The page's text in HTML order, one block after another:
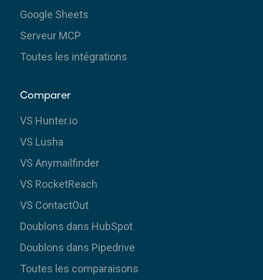
Google Sheets
Serveur MCP
Toutes les intégrations
Comparer
VS Hunter.io
VS Lusha
VS Anymailfinder
VS RocketReach
VS ContactOut
Doublons dans HubSpot
Doublons dans Pipedrive
Toutes les comparaisons